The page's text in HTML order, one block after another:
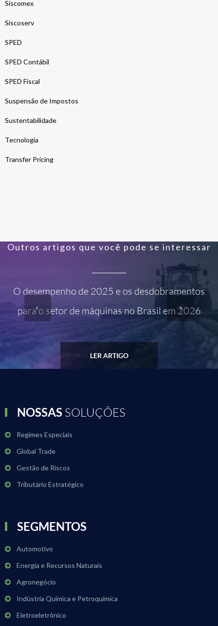
Siscomex
Siscoserv
SPED
SPED Contábil
SPED Fiscal
Suspensão de Impostos
Sustentabilidade
Tecnologia
Transfer Pricing
Outros artigos que você pode se interessar
O desempenho de 2025 e os desdobramentos
para o setor de máquinas no Brasil em 2026
LER ARTIGO
NOSSAS SOLUÇÕES
Regimes Especiais
Global Trade
Gestão de Riscos
Tributário Estratégico
SEGMENTOS
Automotivo
Energia e Recursos Naturais
Agronegócio
Indústria Química e Petroquímica
Eletroeletrônico